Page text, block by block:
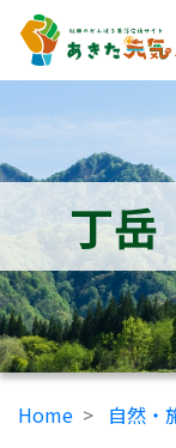
丁岳
Home 自然・